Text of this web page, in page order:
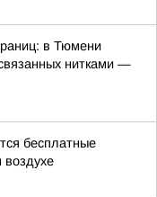
в Тюмени
нитками —
бесплатные
воздухе